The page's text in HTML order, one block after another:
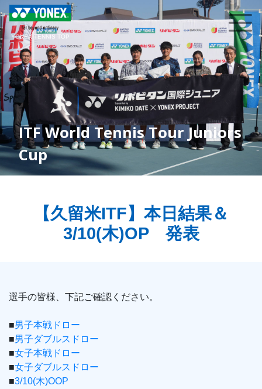
YONEX TENNIS TOP
ITF World Tennis Tour Juniors
Cup
【久留米ITF】本日結果＆
3/10(木)OP 発表
選手の皆様、下記ご確認ください。
■男子本戦ドロー
■男子ダブルスドロー
■女子本戦ドロー
■女子ダブルスドロー
■3/10(木)OOP